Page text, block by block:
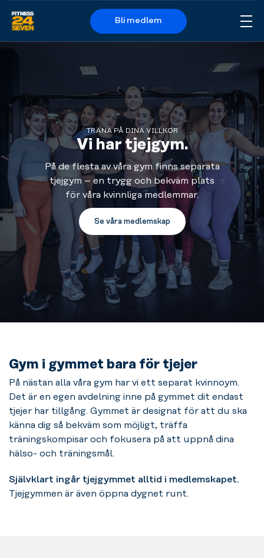
Logo
Bli medlem
TRÄNA PÅ DINA VILLKOR
Vi har tjejgym.
På de flesta av våra gym finns separata
tjejgym – en trygg och bekväm plats
för våra kvinnliga medlemmar.
Se våra medlemskap
Gym i gymmet bara för tjejer
På nästan alla våra gym har vi ett separat kvinnoym.
Det är en egen avdelning inne på gymmet dit endast
tjejer har tillgång. Gymmet är designat för att du ska
känna dig så bekväm som möjligt, träffa
träningskompisar och fokusera på att uppnå dina
hälso- och träningsmål.
Självklart ingår tjejgymmet alltid i medlemskapet.
Tjejgymmen är även öppna dygnet runt.